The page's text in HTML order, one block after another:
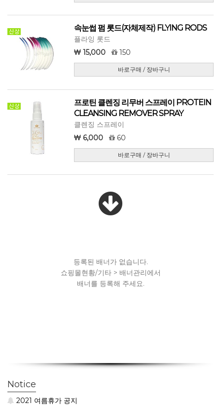
속눈썹 펌 롯드(자체제작) FLYING RODS
플라잉 롯드
15,000
150
바로구매 / 장바구니
프로틴 클렌징 리무버 스프레이 PROTEIN
CLEANSING REMOVER SPRAY
클렌징 스프레이
6,000
60
바로구매 / 장바구니
등록된 배너가 없습니다.
쇼핑몰현황/기타 > 배너관리에서
배너를 등록해 주세요.
Notice
2021 여름휴가 공지